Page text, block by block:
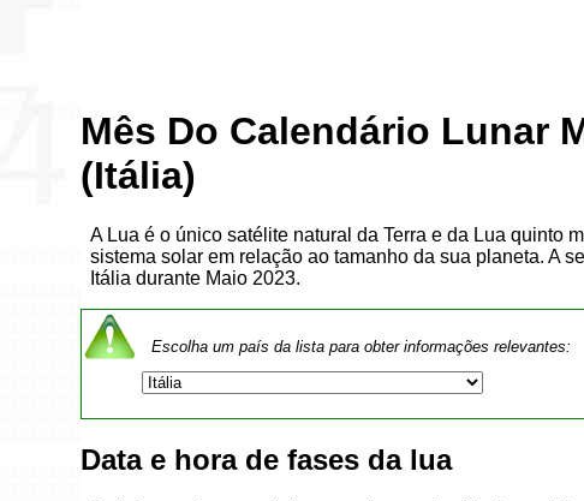
Mês Do Calendário Lunar
(Itália)
A Lua é o único satélite natural da Terra e da Lua quinto
sistema solar em relação ao tamanho da sua planeta. A
Itália durante Maio 2023.
Escolha um país da lista para obter informações relevantes:
Data e hora de fases da lua